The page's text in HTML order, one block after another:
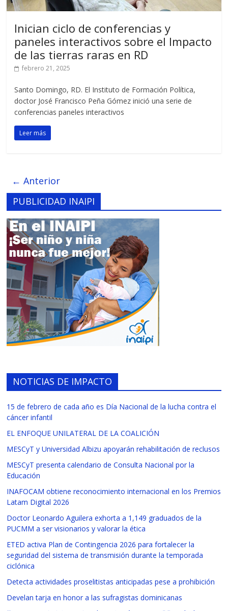
Inician ciclo de conferencias y
paneles interactivos sobre el Impacto
de las tierras raras en RD
febrero 21, 2025
Santo Domingo, RD. El Instituto de Formación Política,
doctor José Francisco Peña Gómez inició una serie de
conferencias paneles interactivos
Leer más
← Anterior
PUBLICIDAD INAIPI
NOTICIAS DE IMPACTO
15 de febrero de cada año es Día Nacional de la lucha contra el
cáncer infantil
EL ENFOQUE UNILATERAL DE LA COALICIÓN
MESCyT y Universidad Albizu apoyarán rehabilitación de reclusos
MESCyT presenta calendario de Consulta Nacional por la
Educación
INAFOCAM obtiene reconocimiento internacional en los Premios
Latam Digital 2026
Doctor Leonardo Aguilera exhorta a 1,149 graduados de la
PUCMM a ser visionarios y valorar la ética
ETED activa Plan de Contingencia 2026 para fortalecer la
seguridad del sistema de transmisión durante la temporada
ciclónica
Detecta actividades proselitistas anticipadas pese a prohibición
Develan tarja en honor a las sufragistas dominicanas